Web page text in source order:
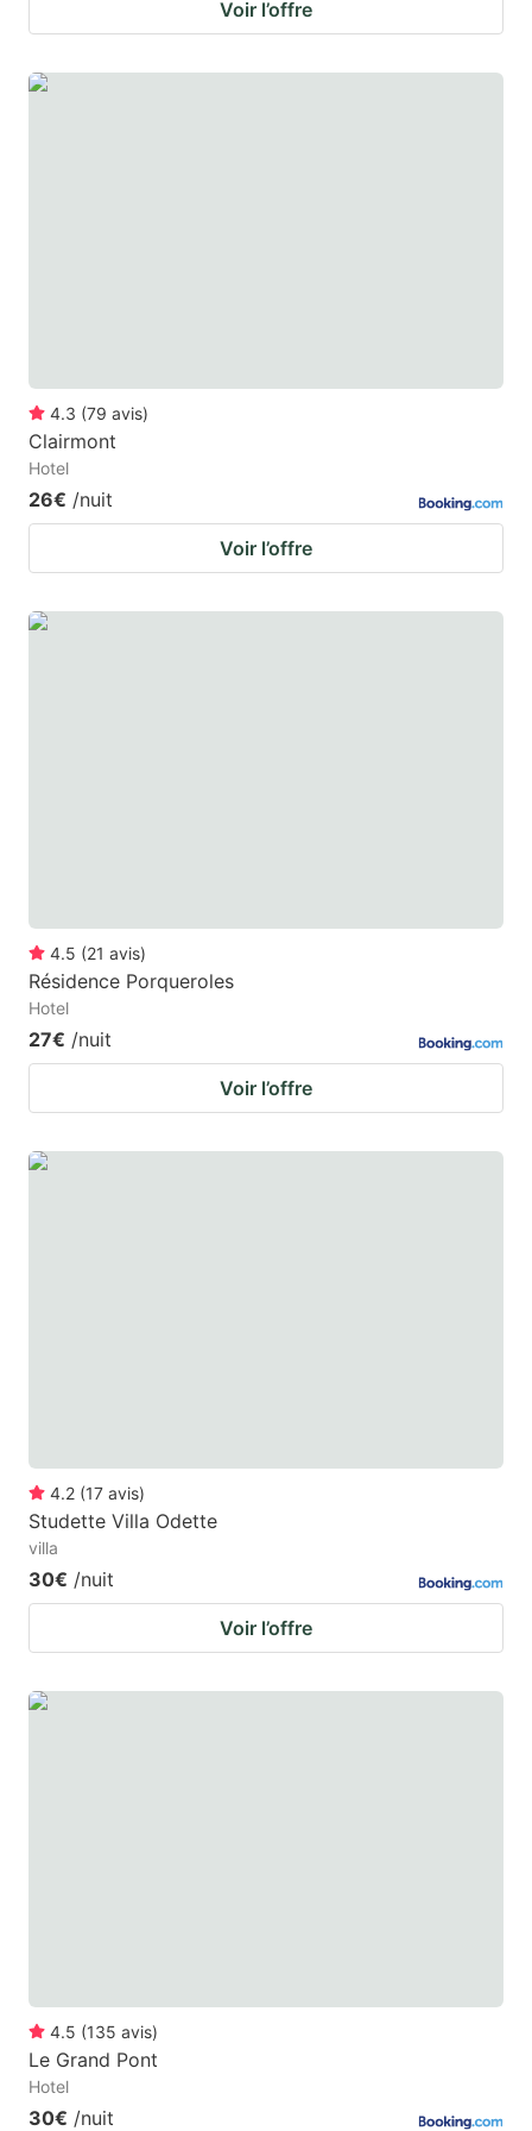
Voir l’offre
4.3 (79 avis)
Clairmont
Hotel
26€ /nuit
Voir l’offre
4.5 (21 avis)
Résidence Porqueroles
Hotel
27€ /nuit
Voir l’offre
4.2 (17 avis)
Studette Villa Odette
villa
30€ /nuit
Voir l’offre
4.5 (135 avis)
Le Grand Pont
Hotel
30€ /nuit